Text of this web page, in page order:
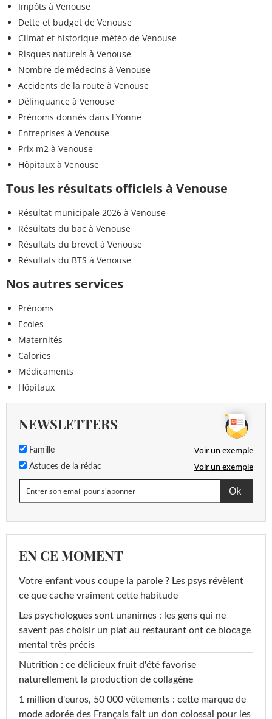
Impôts à Venouse
Dette et budget de Venouse
Climat et historique météo de Venouse
Risques naturels à Venouse
Nombre de médecins à Venouse
Accidents de la route à Venouse
Délinquance à Venouse
Prénoms donnés dans l'Yonne
Entreprises à Venouse
Prix m2 à Venouse
Hôpitaux à Venouse
Tous les résultats officiels à Venouse
Résultat municipale 2026 à Venouse
Résultats du bac à Venouse
Résultats du brevet à Venouse
Résultats du BTS à Venouse
Nos autres services
Prénoms
Ecoles
Maternités
Calories
Médicaments
Hôpitaux
NEWSLETTERS
Famille Voir un exemple
Astuces de la rédac Voir un exemple
EN CE MOMENT
Votre enfant vous coupe la parole ? Les psys révèlent
ce que cache vraiment cette habitude
Les psychologues sont unanimes : les gens qui ne
savent pas choisir un plat au restaurant ont ce blocage
mental très précis
Nutrition : ce délicieux fruit d'été favorise
naturellement la production de collagène
1 million d'euros, 50 000 vêtements : cette marque de
mode adorée des Français fait un don colossal pour les